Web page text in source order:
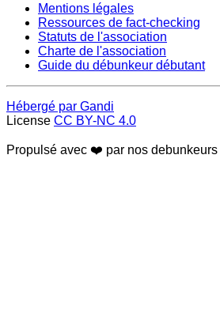
Mentions légales
Ressources de fact-checking
Statuts de l'association
Charte de l'association
Guide du débunkeur débutant
Hébergé par Gandi
License CC BY-NC 4.0
Propulsé avec ❤️ par nos debunkeurs